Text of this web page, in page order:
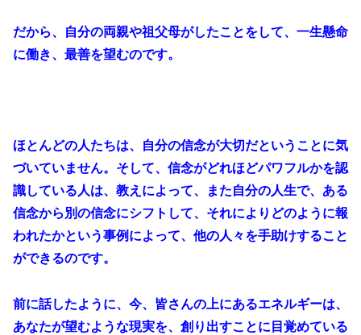
だから、自分の両親や祖父母がしたことをして、一生懸命
に働き、最善を望むのです。
ほとんどの人たちは、自分の信念が大切だということに気
づいていません。そして、信念がどれほどパワフルかを認
識している人は、教えによって、また自分の人生で、ある
信念から別の信念にシフトして、それによりどのように報
われたかという事例によって、他の人々を手助けすること
ができるのです。
前に話したように、今、皆さんの上にあるエネルギーは、
あなたが望むような現実を、創り出すことに目覚めている